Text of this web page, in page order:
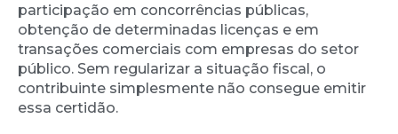
participação em concorrências públicas,
obtenção de determinadas licenças e em
transações comerciais com empresas do setor
público. Sem regularizar a situação fiscal, o
contribuinte simplesmente não consegue emitir
essa certidão.